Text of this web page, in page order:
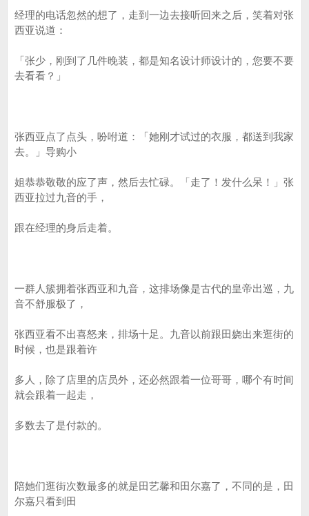
经理的电话忽然的想了，走到一边去接听回来之后，笑着对张
西亚说道：
「张少，刚到了几件晚装，都是知名设计师设计的，您要不要
去看看？」
张西亚点了点头，吩咐道：「她刚才试过的衣服，都送到我家
去。」导购小
姐恭恭敬敬的应了声，然后去忙碌。「走了！发什么呆！」张
西亚拉过九音的手，
跟在经理的身后走着。
一群人簇拥着张西亚和九音，这排场像是古代的皇帝出巡，九
音不舒服极了，
张西亚看不出喜怒来，排场十足。九音以前跟田娆出来逛街的
时候，也是跟着许
多人，除了店里的店员外，还必然跟着一位哥哥，哪个有时间
就会跟着一起走，
多数去了是付款的。
陪她们逛街次数最多的就是田艺馨和田尔嘉了，不同的是，田
尔嘉只看到田